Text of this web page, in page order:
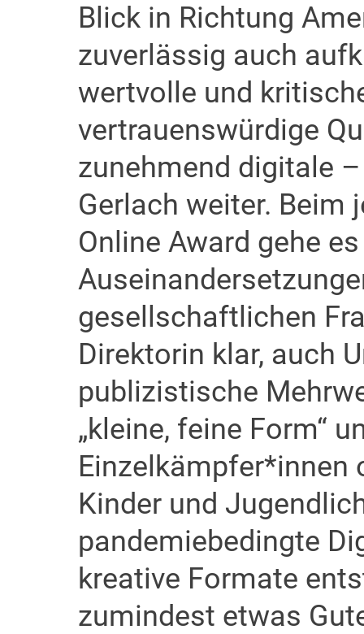
Blick in Richtung
zuverlässig auch
wertvolle und
vertrauenswürdige
zunehmend digitale
Gerlach weiter. Beim
Online Award gehe
gesellschaftlichen
Direktorin klar, auch
publizistische
„kleine, feine Form“
Einzelkämpfer*innen
Kinder und
pandemiebedingte
kreative Formate
zumindest etwas